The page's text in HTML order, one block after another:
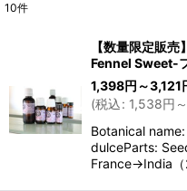
10件
【数量限定販売】
Fennel Sweet-
1,398円 ～3,121
(税込: 1,538円
Botanical
dulceParts:
France→India